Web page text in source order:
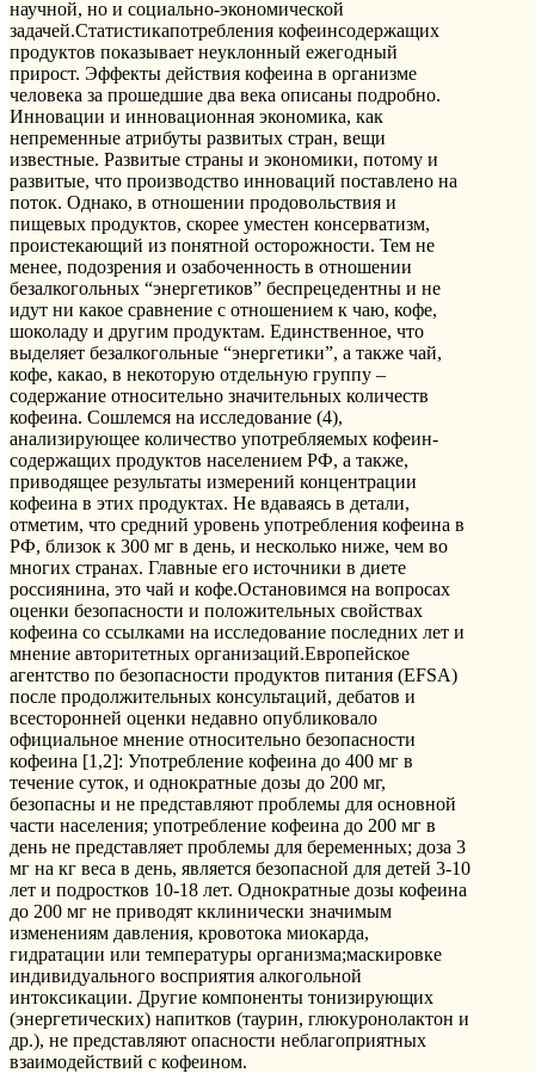
научной, но и социально-экономической
задачей.Статистикапотребления кофеинсодержащих
продуктов показывает неуклонный ежегодный
прирост. Эффекты действия кофеина в организме
человека за прошедшие два века описаны подробно.
Инновации и инновационная экономика, как
непременные атрибуты развитых стран, вещи
известные. Развитые страны и экономики, потому и
развитые, что производство инноваций поставлено на
поток. Однако, в отношении продовольствия и
пищевых продуктов, скорее уместен консерватизм,
проистекающий из понятной осторожности. Тем не
менее, подозрения и озабоченность в отношении
безалкогольных “энергетиков” беспрецедентны и не
идут ни какое сравнение с отношением к чаю, кофе,
шоколаду и другим продуктам. Единственное, что
выделяет безалкогольные “энергетики”, а также чай,
кофе, какао, в некоторую отдельную группу –
содержание относительно значительных количеств
кофеина. Сошлемся на исследование (4),
анализирующее количество употребляемых кофеин-
содержащих продуктов населением РФ, а также,
приводящее результаты измерений концентрации
кофеина в этих продуктах. Не вдаваясь в детали,
отметим, что средний уровень употребления кофеина в
РФ, близок к 300 мг в день, и несколько ниже, чем во
многих странах. Главные его источники в диете
россиянина, это чай и кофе.Остановимся на вопросах
оценки безопасности и положительных свойствах
кофеина со ссылками на исследование последних лет и
мнение авторитетных организаций.Европейское
агентство по безопасности продуктов питания (EFSA)
после продолжительных консультаций, дебатов и
всесторонней оценки недавно опубликовало
официальное мнение относительно безопасности
кофеина [1,2]: Употребление кофеина до 400 мг в
течение суток, и однократные дозы до 200 мг,
безопасны и не представляют проблемы для основной
части населения; употребление кофеина до 200 мг в
день не представляет проблемы для беременных; доза 3
мг на кг веса в день, является безопасной для детей 3-10
лет и подростков 10-18 лет. Однократные дозы кофеина
до 200 мг не приводят кклинически значимым
изменениям давления, кровотока миокарда,
гидратации или температуры организма;маскировке
индивидуального восприятия алкогольной
интоксикации. Другие компоненты тонизирующих
(энергетических) напитков (таурин, глюкуронолактон и
др.), не представляют опасности неблагоприятных
взаимодействий с кофеином.